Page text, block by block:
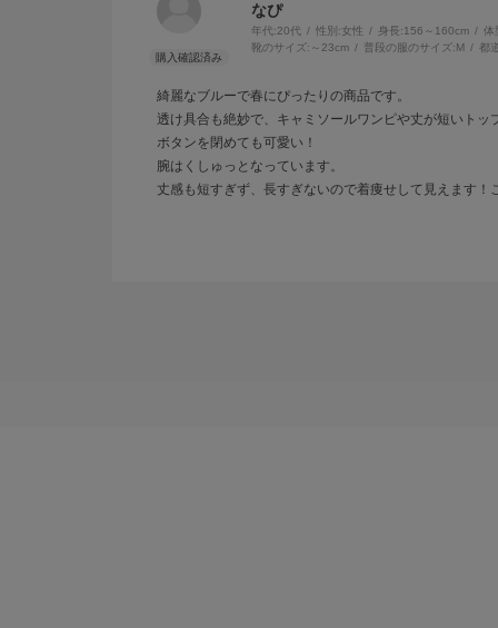
なぴ
年代:20代 性別:女性 身長:156～160cm
体
靴のサイズ: ～23cm 普段の服のサイズ: M 都
綺麗なブルーで春にぴったりの商品です。
透け具合も絶妙で、キャミソールワンピや丈が短いト
ボタンを閉めても可愛い！
腕はくしゅっとなっています。
丈感も短すぎず、長すぎないので着痩せして見えます！